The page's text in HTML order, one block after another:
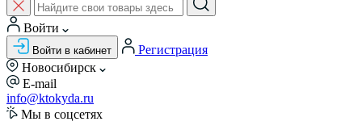
Войти
Войти в кабинет
Регистрация
Новосибирск
E-mail
info@ktokyda.ru
Мы в соцсетях